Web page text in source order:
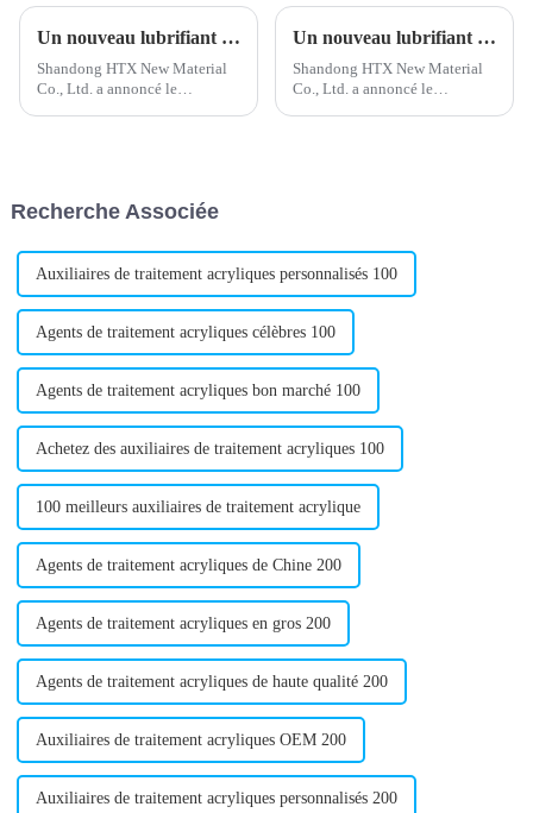
Un nouveau lubrifiant externe en PVC améliore les performances du produit
Shandong HTX New Material
Co., Ltd. a annoncé le
pour divers secteurs, vise à…
Un nouveau lubrifiant interne en PVC améliore l'efficacité du traitement
Shandong HTX New Material
Co., Ltd. a annoncé le
Recherche Associée
Auxiliaires de traitement acryliques personnalisés 100
Agents de traitement acryliques célèbres 100
Agents de traitement acryliques bon marché 100
Achetez des auxiliaires de traitement acryliques 100
100 meilleurs auxiliaires de traitement acrylique
Agents de traitement acryliques de Chine 200
Agents de traitement acryliques en gros 200
Agents de traitement acryliques de haute qualité 200
Auxiliaires de traitement acryliques OEM 200
Auxiliaires de traitement acryliques personnalisés 200